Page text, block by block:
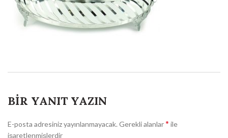
BIR YANIT YAZIN
E-posta adresiniz yayınlanmayacak.Gerekli alanlar* ile
işaretlenmişlerdir